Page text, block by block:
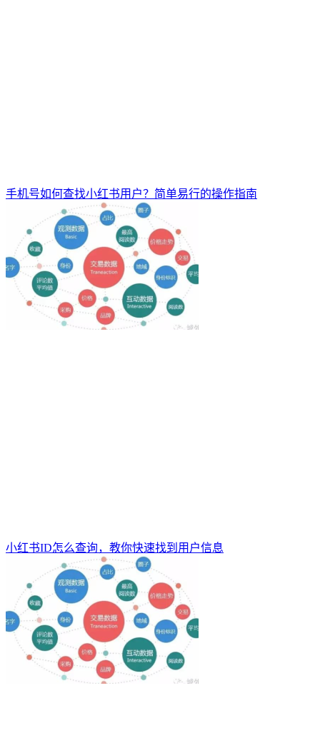
手机号如何查找小红书用户？简单易行的操作指南
小红书ID怎么查询，教你快速找到用户信息